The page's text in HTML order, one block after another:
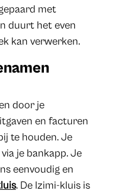
met
duurt het even
kan verwerken.
door je
en facturen
te houden. Je
je bankapp. Je
eenvoudig en
. De Izimi-kluis is